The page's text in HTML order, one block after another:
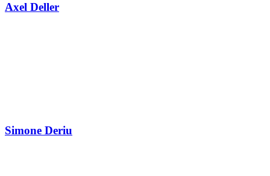
Axel Deller
Simone Deriu